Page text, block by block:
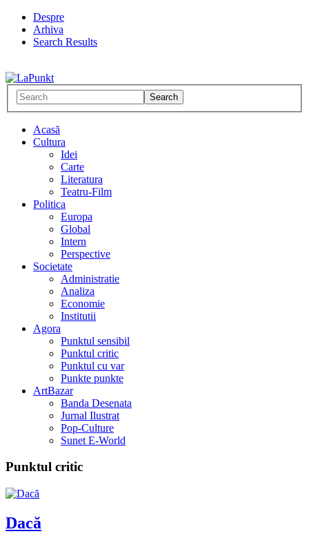
Despre
Arhiva
Search Results
Acasă
Cultura
Idei
Carte
Literatura
Teatru-Film
Politica
Europa
Global
Intern
Perspective
Societate
Administratie
Analiza
Economie
Institutii
Agora
Punktul sensibil
Punktul critic
Punktul cu var
Punkte punkte
ArtBazar
Banda Desenata
Jurnal Ilustrat
Pop-Culture
Sunet E-World
Punktul critic
Dacă